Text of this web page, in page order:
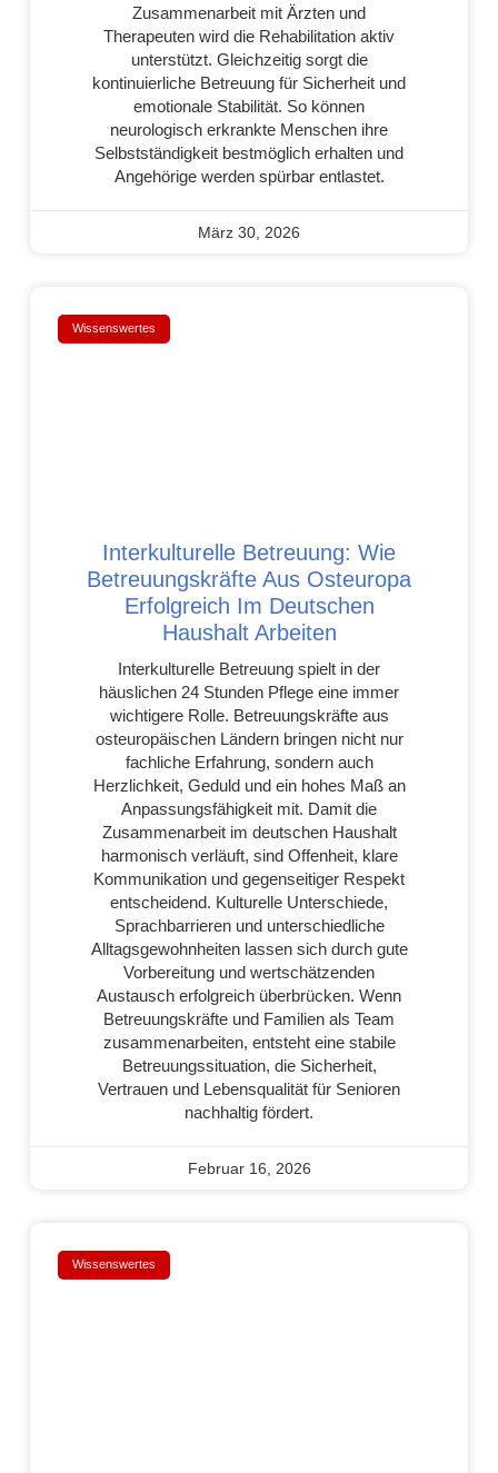
Zusammenarbeit mit Ärzten und
Therapeuten wird die Rehabilitation aktiv
unterstützt. Gleichzeitig sorgt die
kontinuierliche Betreuung für Sicherheit und
emotionale Stabilität. So können
neurologisch erkrankte Menschen ihre
Selbstständigkeit bestmöglich erhalten und
Angehörige werden spürbar entlastet.
März 30, 2026
Wissenswertes
Interkulturelle Betreuung: Wie
Betreuungskräfte Aus Osteuropa
Erfolgreich Im Deutschen
Haushalt Arbeiten
Interkulturelle Betreuung spielt in der
häuslichen 24 Stunden Pflege eine immer
wichtigere Rolle. Betreuungskräfte aus
osteuropäischen Ländern bringen nicht nur
fachliche Erfahrung, sondern auch
Herzlichkeit, Geduld und ein hohes Maß an
Anpassungsfähigkeit mit. Damit die
Zusammenarbeit im deutschen Haushalt
harmonisch verläuft, sind Offenheit, klare
Kommunikation und gegenseitiger Respekt
entscheidend. Kulturelle Unterschiede,
Sprachbarrieren und unterschiedliche
Alltagsgewohnheiten lassen sich durch gute
Vorbereitung und wertschätzenden
Austausch erfolgreich überbrücken. Wenn
Betreuungskräfte und Familien als Team
zusammenarbeiten, entsteht eine stabile
Betreuungssituation, die Sicherheit,
Vertrauen und Lebensqualität für Senioren
nachhaltig fördert.
Februar 16, 2026
Wissenswertes